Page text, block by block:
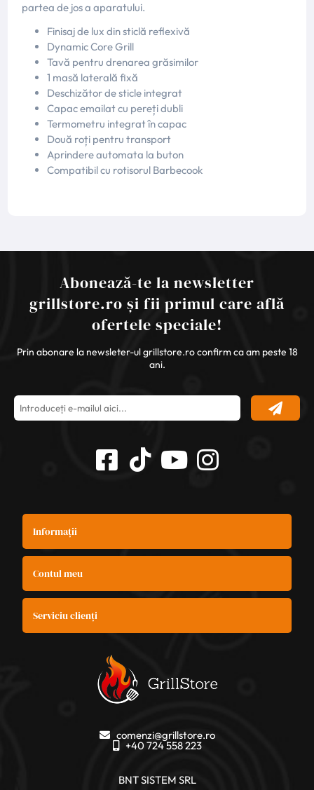
partea de jos a aparatului.
Finisaj de lux din sticlă reflexivă
Dynamic Core Grill
Tavă pentru drenarea grăsimilor
1 masă laterală fixă
Deschizător de sticle integrat
Capac emailat cu pereți dubli
Termometru integrat în capac
Două roți pentru transport
Aprindere automata la buton
Compatibil cu rotisorul Barbecook
Abonează-te la newsletter
grillstore.ro și fii primul care află
ofertele speciale!
Prin abonare la newsleter-ul grillstore.ro confirm ca am peste 18
ani.
Informații
Contul meu
Serviciu clienți
comenzi@grillstore.ro
+40 724 558 223
BNT SISTEM SRL